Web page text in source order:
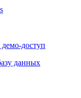
демо-доступ
данных